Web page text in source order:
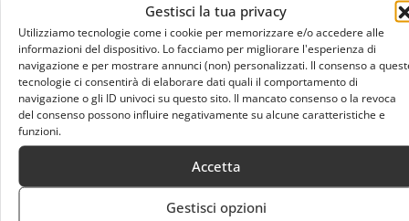
Gestisci la tua privacy
Utilizziamo tecnologie come i cookie per memorizzare e/o accedere alle
informazioni del dispositivo. Lo facciamo per migliorare l'esperienza di
navigazione e per mostrare annunci (non) personalizzati. Il consenso a
tecnologie ci consentirà di elaborare dati quali il comportamento di
navigazione o gli ID univoci su questo sito. Il mancato consenso o la revoca
del consenso possono influire negativamente su alcune caratteristiche e
funzioni.
Accetta
Gestisci opzioni
ATTUALITÀ
Maxischermo a San Siro per la finale di
Champions: biglietti esauriti in tempo